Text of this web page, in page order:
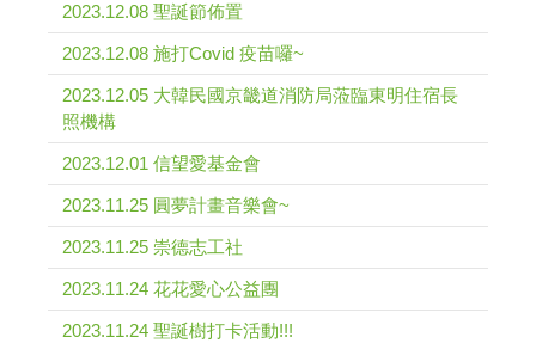
2023.12.08 聖誕節佈置
2023.12.08 施打Covid 疫苗囉~
2023.12.05 大韓民國京畿道消防局蒞臨東明住宿長
照機構
2023.12.01 信望愛基金會
2023.11.25 圓夢計畫音樂會~
2023.11.25 崇德志工社
2023.11.24 花花愛心公益團
2023.11.24 聖誕樹打卡活動!!!